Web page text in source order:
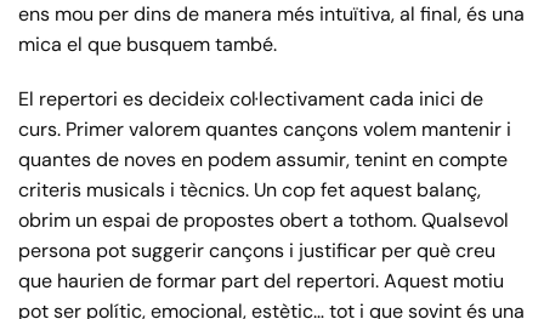
ens mou per dins de manera més intuïtiva, al final, és una
mica el que busquem també.
El repertori es decideix col·lectivament cada inici de
curs. Primer valorem quantes cançons volem mantenir i
quantes de noves en podem assumir, tenint en compte
criteris musicals i tècnics. Un cop fet aquest balanç,
obrim un espai de propostes obert a tothom. Qualsevol
persona pot suggerir cançons i justificar per què creu
que haurien de formar part del repertori. Aquest motiu
pot ser polític, emocional, estètic… tot i que sovint és una